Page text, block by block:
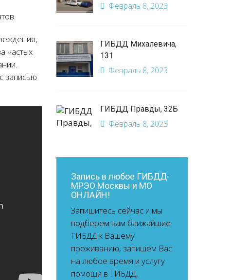
частых
записью
Февраль 8, 2023
ГИБДД Михалевича,
131
Февраль 8, 2023
ГИБДД Правды, 32Б
Февраль 8, 2023
Запись в любое ГИБДД-
МРЭО Москвы и МО
ОНЛАЙН!
Запишитесь сейчас и мы
подберем вам ближайшие
ГИБДД к Вашему
проживанию, запишем Вас
на любое время и услугу
помощи в ГИБДД,